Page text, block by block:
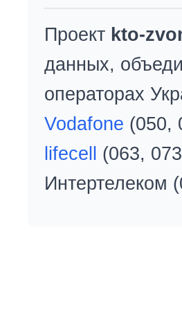
Проект kto-
данных,
операторах
Vodafone (050,
lifecell
(063,
Интертелеком